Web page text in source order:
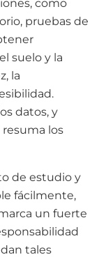
como
pruebas de
suelo y la
la
datos, y
los
de estudio y
fácilmente,
un fuerte
tales